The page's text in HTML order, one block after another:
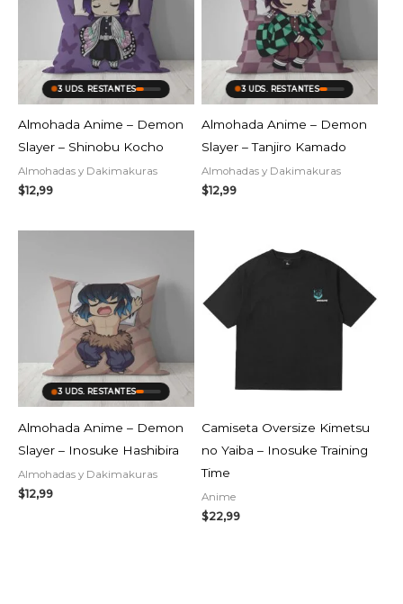
3 UDS. RESTANTES
Almohada Anime – Demon
Slayer – Shinobu Kocho
Almohadas y Dakimakuras
$12,99
3 UDS. RESTANTES
Almohada Anime – Demon
Slayer – Tanjiro Kamado
Almohadas y Dakimakuras
$12,99
3 UDS. RESTANTES
Almohada Anime – Demon
Slayer – Inosuke Hashibira
Almohadas y Dakimakuras
$12,99
Camiseta Oversize Kimetsu
no Yaiba – Inosuke Training
Time
Anime
$22,99